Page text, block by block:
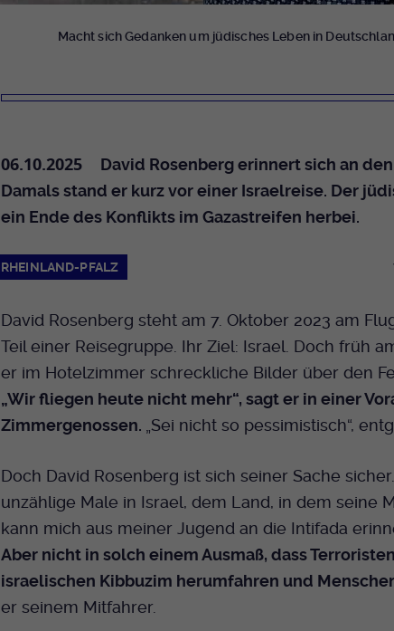
Macht sich Gedanken um jüdisches Leben in
06.10.2025
David Rosenberg erinnert sich an den
Damals stand er kurz vor einer Israelreise. Der
ein Ende des Konflikts im Gazastreifen herbei.
RHEINLAND-PFALZ
David Rosenberg steht am 7. Oktober 2023 am
Teil einer Reisegruppe. Ihr Ziel: Israel. Doch früh
er im Hotelzimmer schreckliche Bilder über den
„Wir fliegen heute nicht mehr“, sagt er in einer
Zimmergenossen. „Sei nicht so pessimistisch“,
Doch David Rosenberg ist sich seiner Sache
unzählige Male in Israel, dem Land, in dem seine
kann mich aus meiner Jugend an die Intifada
Aber nicht in solch einem Ausmaß, dass
israelischen Kibbuzim herumfahren und
er seinem Mitfahrer.
Zweck
ob ein Benutzer im TYPO3
Laufzeit Ende der Sitzung
Zweck
eingelogged ist und die Seite
PHPSESSID
Anbieter EKHN
Laufzeit Ende der Sitzung
Zweck
die PHP session() Methode
uid
Anbieter EKHN
Laufzeit 13 Monate
Laufzeit
Zweck
Zur Speicherung kurzfristiger
über den Besuch.
Name mtm_cookie_consent
Zweck
Speicherung der Cookie
Einstellungen
Anbieter Facebook Ireland Limited
Laufzeit 3 Monate
Youtube
Twitter
Spotify
Giphy
TikTok